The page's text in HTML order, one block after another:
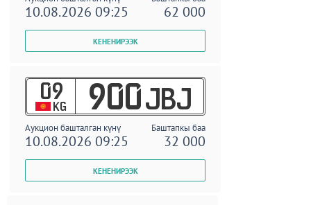
10.08.2026 09:25 62 000
09
KG 900 JBJ
Аукцион башталган күнү Баштапкы баа
10.08.2026 09:25 32 000